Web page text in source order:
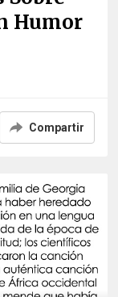
Humor
Compartir